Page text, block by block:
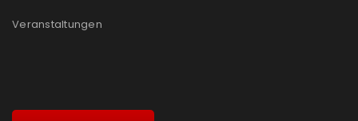
Veranstaltungen